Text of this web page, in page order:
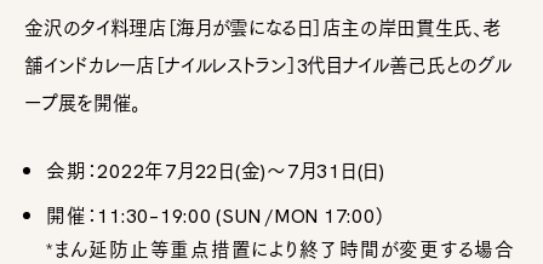
金沢のタイ料理店［海月が雲になる日］店主の岸田貫生氏、老
舗インドカレー店［ナイルレストラン］3代目ナイル善己氏とのグル
ープ展を開催。
会期：2022年7月22日(金)～7月31日(日)
開催：11:30–19:00 (SUN /MON 17:00）
*まん延防止等重点措置により終了時間が変更する場合